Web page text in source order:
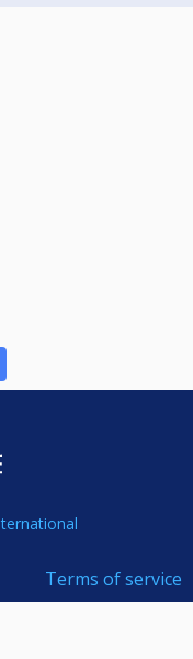
Terms of service